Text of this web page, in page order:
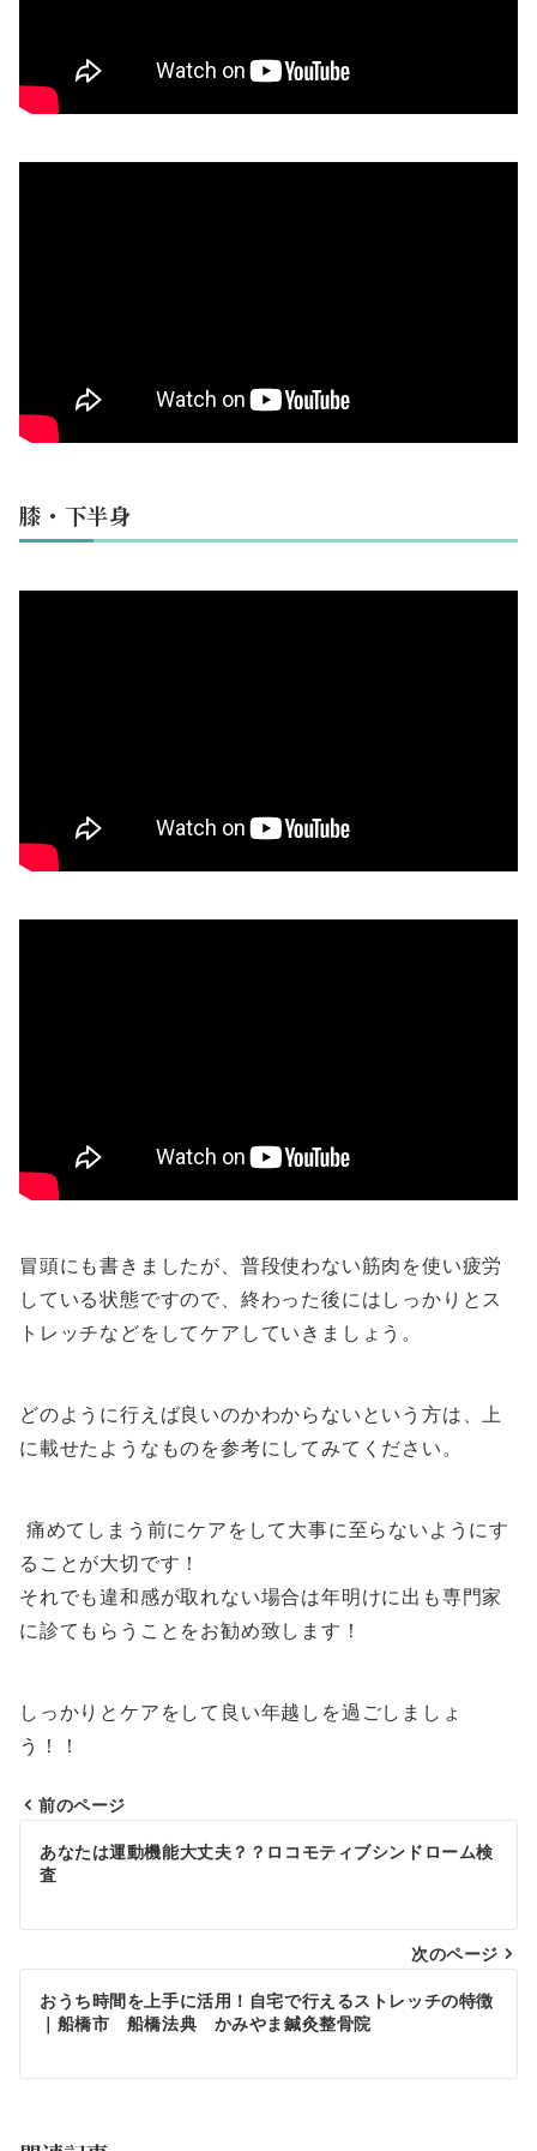
膝・下半身
冒頭にも書きましたが、普段使わない筋肉を使い疲労
している状態ですので、終わった後にはしっかりとス
トレッチなどをしてケアしていきましょう。
どのように行えば良いのかわからないという方は、上
に載せたようなものを参考にしてみてください。
痛めてしまう前にケアをして大事に至らないようにす
ることが大切です！
それでも違和感が取れない場合は年明けに出も専門家
に診てもらうことをお勧め致します！
しっかりとケアをして良い年越しを過ごしましょ
う！！
投
稿
ナ
ビ
ゲ
シ
前のページ
あなたは運動機能大丈夫？？ロコモティブシンドローム検
査
次のページ
おうち時間を上手に活用！自宅で行えるストレッチの特徴
｜船橋市 船橋法典 かみやま鍼灸整骨院